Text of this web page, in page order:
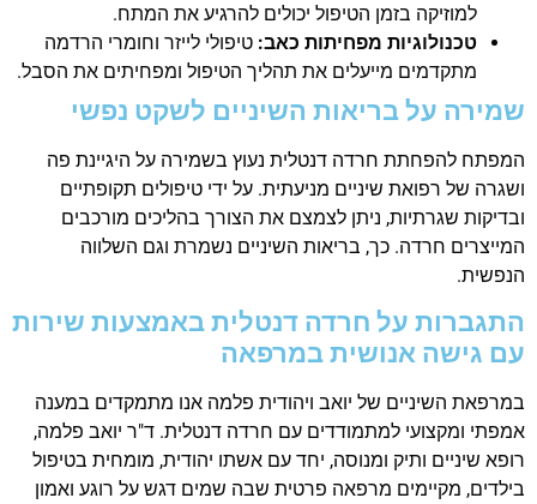
למוזיקה בזמן הטיפול יכולים להרגיע את המתח.
טכנולוגיות מפחיתות כאב: טיפולי לייזר וחומרי הרדמה
מתקדמים מייעלים את תהליך הטיפול ומפחיתים את הסבל.
שמירה על בריאות השיניים לשקט נפשי
המפתח להפחתת חרדה דנטלית נעוץ בשמירה על היגיינת פה
ושגרה של רפואת שיניים מניעתית. על ידי טיפולים תקופתיים
ובדיקות שגרתיות, ניתן לצמצם את הצורך בהליכים מורכבים
המייצרים חרדה. כך, בריאות השיניים נשמרת וגם השלווה
הנפשית.
התגברות על חרדה דנטלית באמצעות שירות
עם גישה אנושית במרפאה
במרפאת השיניים של יואב ויהודית פלמה אנו מתמקדים במענה
אמפתי ומקצועי למתמודדים עם חרדה דנטלית. ד"ר יואב פלמה,
רופא שיניים ותיק ומנוסה, יחד עם אשתו יהודית, מומחית בטיפול
בילדים, מקיימים מרפאה פרטית שבה שמים דגש על רוגע ואמון